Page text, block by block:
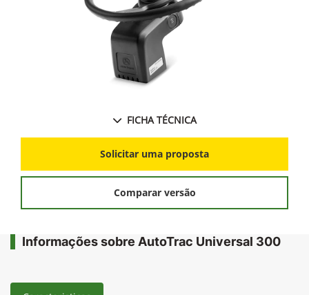
FICHA TÉCNICA
Solicitar uma proposta
Comparar versão
Informações sobre AutoTrac Universal 300